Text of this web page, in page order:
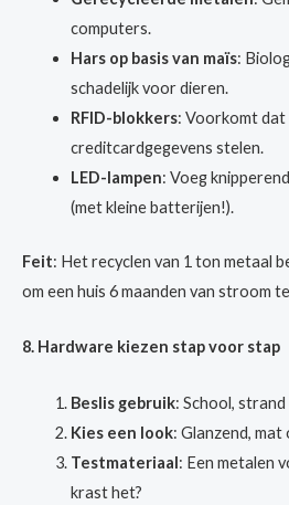
computers.
Hars op basis van maïs:
schadelijk voor dieren.
RFID-blokkers: Voorkomt dat
creditcardgegevens stelen.
LED-lampen: Voeg
(met kleine batterijen!).
Feit: Het recyclen van 1 ton metaal
om een huis 6 maanden van stroom
8. Hardware kiezen stap voor stap
Beslis gebruik: School,
Kies een look: Glanzend, mat
Testmateriaal: Een metalen
krast het?